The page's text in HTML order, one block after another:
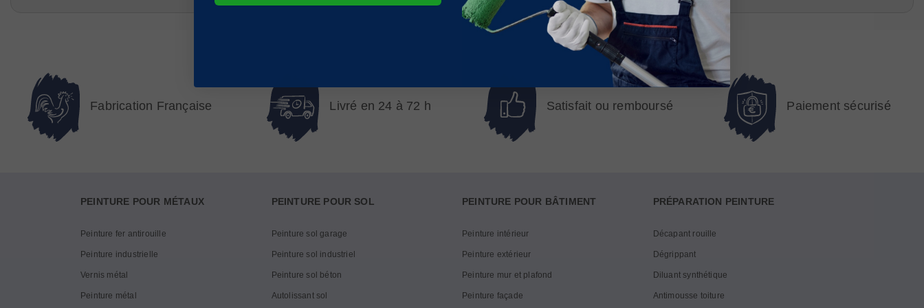
Fabrication Française Livré en 24 à 72 h Satisfait ou remboursé Paiement sécurisé
PEINTURE POUR MÉTAUX
Peinture fer antirouille
Peinture industrielle
Vernis métal
Peinture métal
PEINTURE POUR SOL
Peinture sol garage
Peinture sol industriel
Peinture sol béton
Autolissant sol
PEINTURE POUR BÂTIMENT
Peinture intérieur
Peinture extérieur
Peinture mur et plafond
Peinture façade
PRÉPARATION PEINTURE
Décapant rouille
Dégrippant
Diluant synthétique
Antimousse toiture